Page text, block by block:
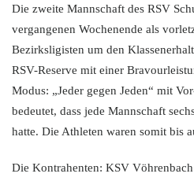
Die zweite Mannschaft des RSV
vergangenen Wochenende als
Bezirksligisten um den
RSV-Reserve mit einer
Modus: „Jeder gegen Jeden“ mit
bedeutet, dass jede Mannschaft
hatte. Die Athleten waren somit bis
Die Kontrahenten: KSV